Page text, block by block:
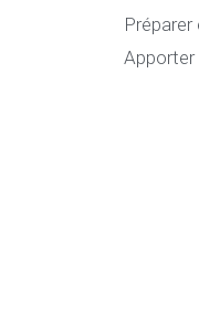
Préparer